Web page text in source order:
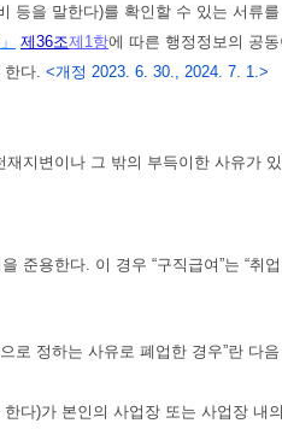
등을 말한다)를 확인할 수 있는 서류
제36조제1항에 따른 행정정보의 공
다. <개정 2023. 6. 30., 2024. 7. 1.>
지변이나 그 밖의 부득이한 사유가
준용한다. 이 경우 “구직급여”는 “취
로 정하는 사유로 폐업한 경우”란 다
다)가 본인의 사업장 또는 사업장 내